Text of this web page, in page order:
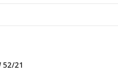
52/21